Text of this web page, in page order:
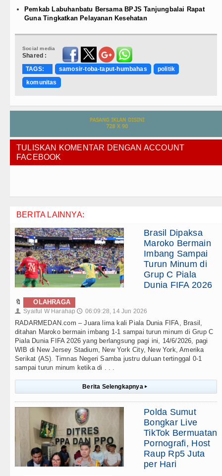
Pemkab Labuhanbatu Bersama BPJS Tanjungbalai Rapat
Guna Tingkatkan Pelayanan Kesehatan
Social media
Shared :
TAGS:
samosir-toba-taput-humbahas
politik
komunitas
TULISKAN KOMENTAR DENGAN ACCOUNT
FACEBOOK
BERITA LAINNYA:
Brasil Dipaksa
Maroko Bermain
Imbang Sampai
Turun Minum di
Grup C Piala
Dunia FIFA 2026
🔖 OLAHRAGA
👤 Syaiful W Harahap 🕔 06:09:28, 14 Jun 2026
RADARMEDAN.com – Juara lima kali Piala Dunia FIFA, Brasil,
ditahan Maroko bermain imbang 1-1 sampai turun minum di Grup C
Piala Dunia FIFA 2026 yang berlangsung pagi ini, 14/6/2026, pagi
WIB di New Jersey Stadium, New York City, New York, Amerika
Serikat (AS). Timnas Negeri Samba justru duluan tertinggal 0-1
sampai turun minum ketika di . . .
Berita Selengkapnya ▸
Polda Sumut
Bongkar Live
TikTok Bermuatan
Pornografi, Host
Raup Rp5 Juta
per Hari